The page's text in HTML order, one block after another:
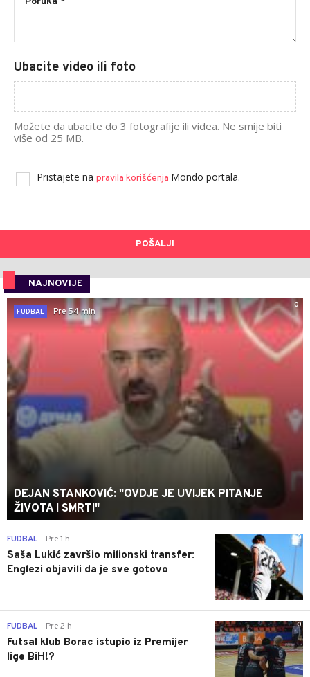
Ubacite video ili foto
Možete da ubacite do 3 fotografije ili videa. Ne smije biti
više od 25 MB.
Pristajete na pravila korišćenja Mondo portala.
POŠALJI
NAJNOVIJE
0
FUDBAL
Pre 54 min
DEJAN STANKOVIĆ: "OVDJE JE UVIJEK PITANJE
ŽIVOTA I SMRTI"
0
FUDBAL Pre 1 h
Saša Lukić završio milionski transfer:
Englezi objavili da je sve gotovo
0
FUDBAL Pre 2 h
Futsal klub Borac istupio iz Premijer
lige BiH!?